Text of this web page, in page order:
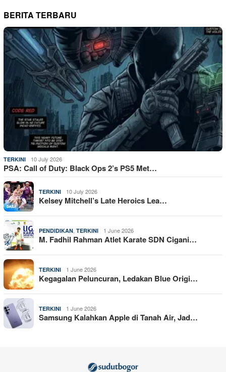
BERITA TERBARU
TERKINI 10 July 2026
PSA: Call of Duty: Black Ops 2’s PS5 Met…
TERKINI 10 July 2026
Kelsey Mitchell’s Late Heroics Lea…
PENDIDIKAN TERKINI 1 June 2026
M. Fadhil Rahman Atlet Karate SDN Cigani…
TERKINI 1 June 2026
Kegagalan Peluncuran, Ledakan Blue Origi…
TERKINI 1 June 2026
Samsung Kalahkan Apple di Tanah Air, Jad…